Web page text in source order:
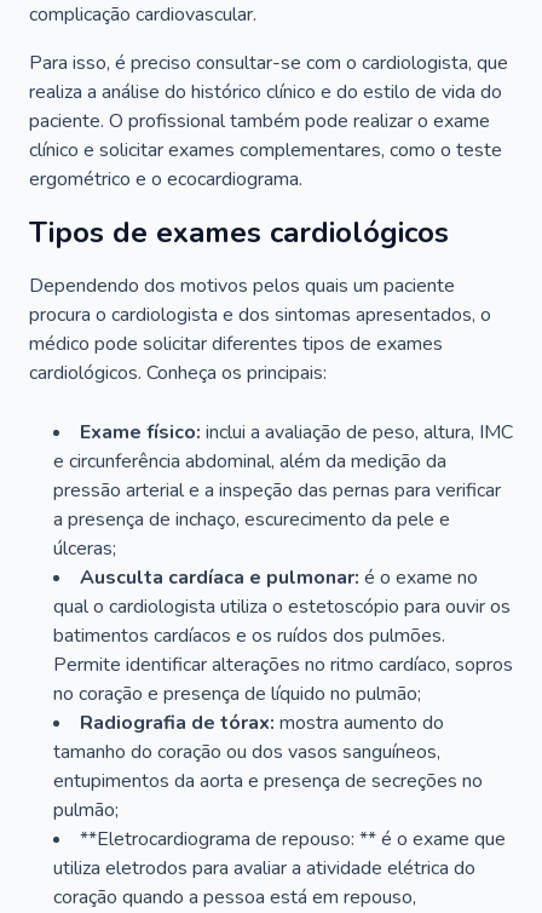
complicação cardiovascular.
Para isso, é preciso consultar-se com o cardiologista, que
realiza a análise do histórico clínico e do estilo de vida do
paciente. O profissional também pode realizar o exame
clínico e solicitar exames complementares, como o teste
ergométrico e o ecocardiograma.
Tipos de exames cardiológicos
Dependendo dos motivos pelos quais um paciente
procura o cardiologista e dos sintomas apresentados, o
médico pode solicitar diferentes tipos de exames
cardiológicos. Conheça os principais:
Exame físico: inclui a avaliação de peso, altura, IMC
e circunferência abdominal, além da medição da
pressão arterial e a inspeção das pernas para verificar
a presença de inchaço, escurecimento da pele e
úlceras;
Ausculta cardíaca e pulmonar: é o exame no
qual o cardiologista utiliza o estetoscópio para ouvir os
batimentos cardíacos e os ruídos dos pulmões.
Permite identificar alterações no ritmo cardíaco, sopros
no coração e presença de líquido no pulmão;
Radiografia de tórax: mostra aumento do
tamanho do coração ou dos vasos sanguíneos,
entupimentos da aorta e presença de secreções no
pulmão;
**Eletrocardiograma de repouso: ** é o exame que
utiliza eletrodos para avaliar a atividade elétrica do
coração quando a pessoa está em repouso,